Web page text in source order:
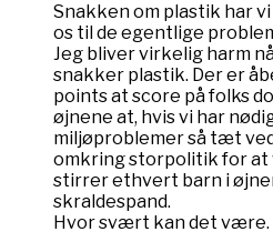
Snakken om plastik har
os til de egentlige
Jeg bliver virkelig harm
snakker plastik. Der er
points at score på folks
øjnene at, hvis vi har
miljøproblemer så tæt
omkring storpolitik for at
stirrer ethvert barn i
skraldespand.
Hvor svært kan det være.